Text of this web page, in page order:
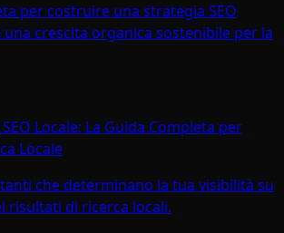
per costruire una strategia SEO
una crescita organica sostenibile per la
Locale: La Guida Completa per
Locale
che determinano la tua visibilità su
risultati di ricerca locali.